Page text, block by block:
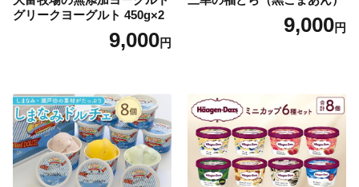
グリークヨーグルト 450g×2
9,000円
9,000円